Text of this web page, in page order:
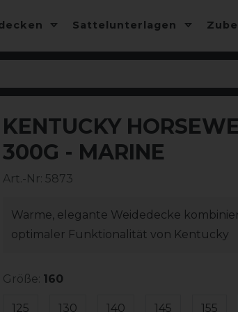
Sattelunterlagen
KENTUCKY
300G - MARINE
Art.-Nr: 5873
Warme, elegante Weidedecke
optimaler Funktionalität von Kentucky
Größe: 160
125 130 140 145 155